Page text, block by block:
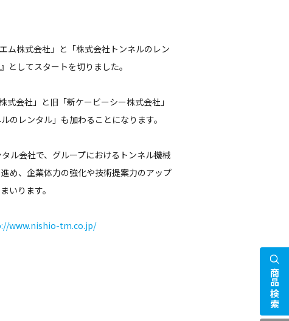
ム株式会社」と「株式会社トンネルのレン
としてスタートを切りました。
会社」と旧「新ケービーシー株式会社」
のレンタル」も加わることになります。
ル会社で、グループにおけるトンネル機械
め、企業体力の強化や技術提案力のアップ
いります。
www.nishio-tm.co.jp/
商品検索